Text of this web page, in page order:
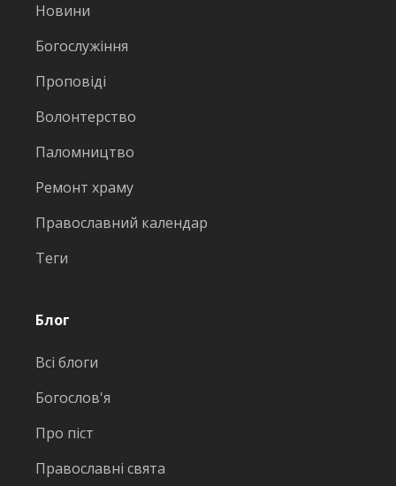
Новини
Богослужіння
Проповіді
Волонтерство
Паломництво
Ремонт храму
Православний календар
Теги
Блог
Всі блоги
Богослов'я
Про піст
Православні свята